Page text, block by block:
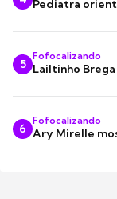
Pediatra
5
Fofocalizando
Lailtinho
6
Fofocalizando
Ary Mirelle